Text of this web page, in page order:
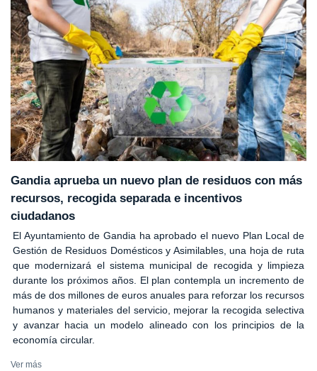
Gandia aprueba un nuevo plan de residuos con más
recursos, recogida separada e incentivos
ciudadanos
El Ayuntamiento de Gandia ha aprobado el nuevo Plan Local de
Gestión de Residuos Domésticos y Asimilables, una hoja de ruta
que modernizará el sistema municipal de recogida y limpieza
durante los próximos años. El plan contempla un incremento de
más de dos millones de euros anuales para reforzar los recursos
humanos y materiales del servicio, mejorar la recogida selectiva
y avanzar hacia un modelo alineado con los principios de la
economía circular.
Ver más